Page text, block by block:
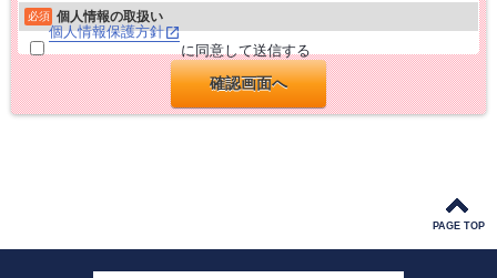
必須 個人情報の取扱い
に同意して送信する
個人情報保護方針
PAGE TOP